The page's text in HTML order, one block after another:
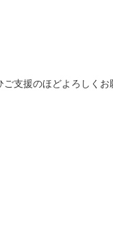
支援のほどよろしくお